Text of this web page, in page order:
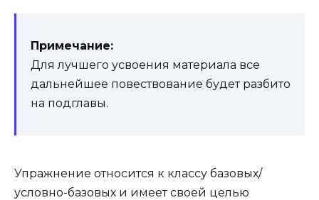
Примечание:
Для лучшего усвоения материала все
дальнейшее повествование будет разбито
на подглавы.
Упражнение относится к классу базовых/
условно-базовых и имеет своей целью